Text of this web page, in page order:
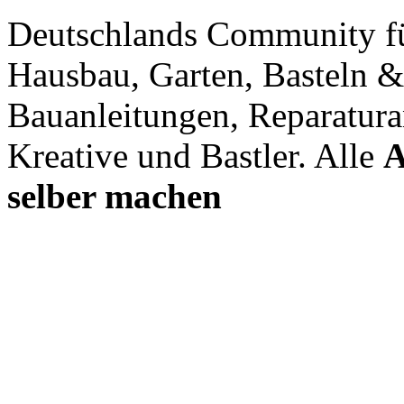
Deutschlands Community
Hausbau, Garten, Basteln
Bauanleitungen,
Kreative und Bastler. Alle
selber machen